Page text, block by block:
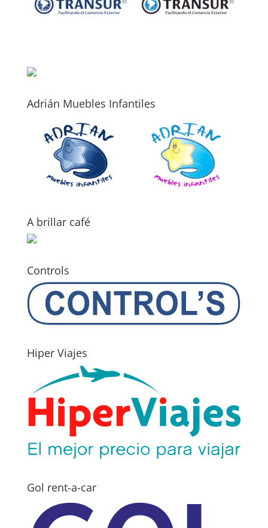
Adrián Muebles Infantiles
A brillar café
Controls
Hiper Viajes
Gol rent-a-car